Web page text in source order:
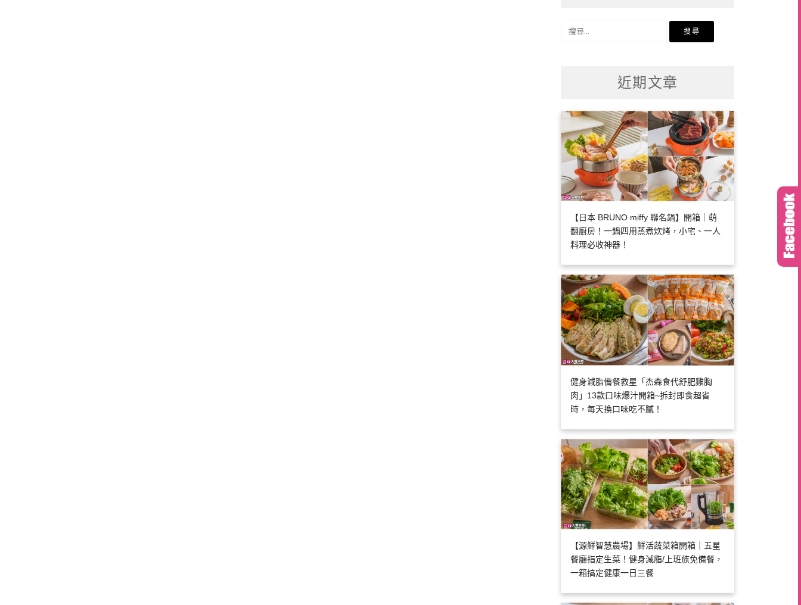
近期文章
【日本 BRUNO miffy 聯名鍋】開箱｜萌
翻廚房！一鍋四用蒸煮炊烤，小宅、一人
料理必收神器！
健身減脂備餐救星「杰森食代舒肥雞胸
肉」13款口味爆汁開箱~拆封即食超省
時，每天換口味吃不膩！
【源鮮智慧農場】鮮活蔬菜箱開箱｜五星
餐廳指定生菜！健身減脂/上班族免備餐，
一箱搞定健康一日三餐